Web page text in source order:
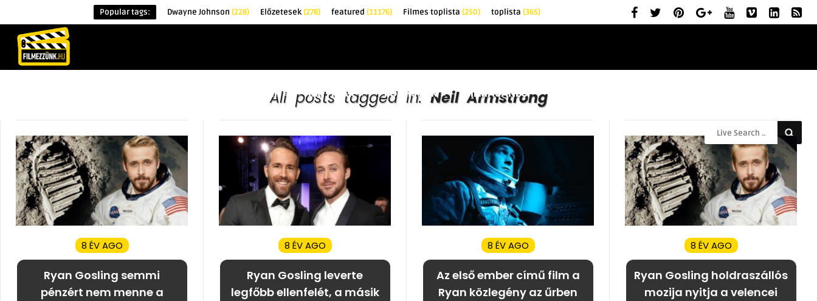
Popular tags: Dwayne Johnson (228) Előzetesek(278) featured (11176) Filmes toplista (250) toplista (365)
ÉRDEKESSÉGEK KRITIKÁK TOPLISTÁK FILMAJÁNLÓ
All posts tagged in: Neil Armstrong
8 ÉV AGO
Ryan Gosling semmi
pénzért nem menne a
8 ÉV AGO
Ryan Gosling leverte
legfőbb ellenfelét, a másik
8 ÉV AGO
Az első ember című film a
Ryan közlegény az űrben
8 ÉV AGO
Ryan Gosling holdraszállós
mozija nyitja a velencei